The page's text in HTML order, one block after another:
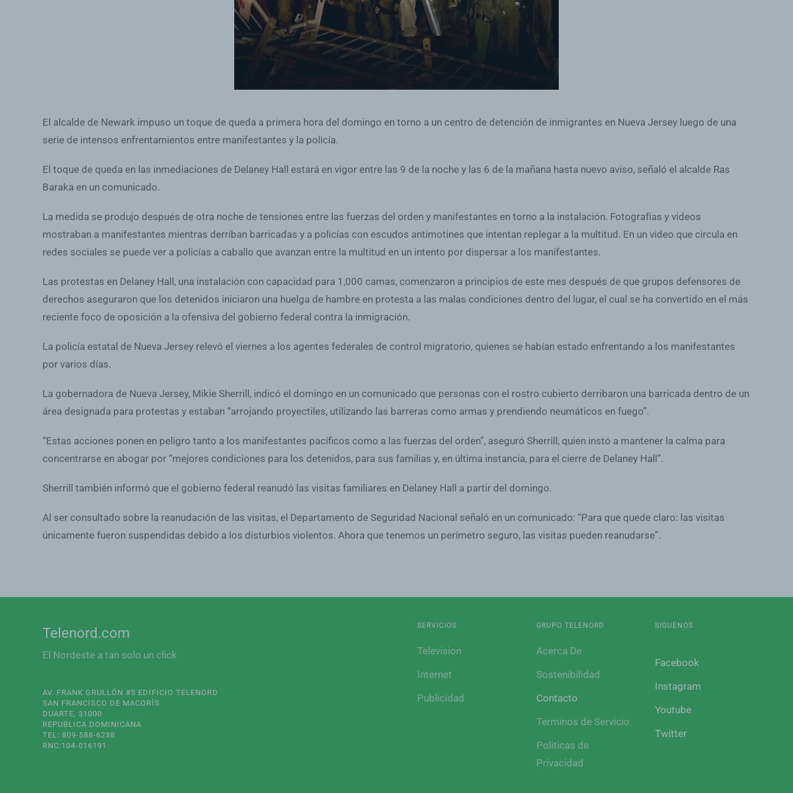
El alcalde de Newark impuso un toque de queda a primera hora del domingo en torno a un centro de detención de inmigrantes en Nueva Jersey luego de una
serie de intensos enfrentamientos entre manifestantes y la policía.
El toque de queda en las inmediaciones de Delaney Hall estará en vigor entre las 9 de la noche y las 6 de la mañana hasta nuevo aviso, señaló el alcalde Ras
Baraka en un comunicado.
La medida se produjo después de otra noche de tensiones entre las fuerzas del orden y manifestantes en torno a la instalación. Fotografías y videos
mostraban a manifestantes mientras derriban barricadas y a policías con escudos antimotines que intentan replegar a la multitud. En un video que circula en
redes sociales se puede ver a policías a caballo que avanzan entre la multitud en un intento por dispersar a los manifestantes.
Las protestas en Delaney Hall, una instalación con capacidad para 1,000 camas, comenzaron a principios de este mes después de que grupos defensores de
derechos aseguraron que los detenidos iniciaron una huelga de hambre en protesta a las malas condiciones dentro del lugar, el cual se ha convertido en el más
reciente foco de oposición a la ofensiva del gobierno federal contra la inmigración.
La policía estatal de Nueva Jersey relevó el viernes a los agentes federales de control migratorio, quienes se habían estado enfrentando a los manifestantes
por varios días.
La gobernadora de Nueva Jersey, Mikie Sherrill, indicó el domingo en un comunicado que personas con el rostro cubierto derribaron una barricada dentro de un
área designada para protestas y estaban “arrojando proyectiles, utilizando las barreras como armas y prendiendo neumáticos en fuego”.
“Estas acciones ponen en peligro tanto a los manifestantes pacíficos como a las fuerzas del orden”, aseguró Sherrill, quien instó a mantener la calma para
concentrarse en abogar por “mejores condiciones para los detenidos, para sus familias y, en última instancia, para el cierre de Delaney Hall”.
Sherrill también informó que el gobierno federal reanudó las visitas familiares en Delaney Hall a partir del domingo.
Al ser consultado sobre la reanudación de las visitas, el Departamento de Seguridad Nacional señaló en un comunicado: “Para que quede claro: las visitas
únicamente fueron suspendidas debido a los disturbios violentos. Ahora que tenemos un perímetro seguro, las visitas pueden reanudarse”.
Telenord.com
El Nordeste a tan solo un click
AV. FRANK GRULLÓN #5 EDIFICIO TELENORD
SAN FRANCISCO DE MACORÍS
DUARTE, 31000
REPUBLICA DOMINICANA
TEL: 809-588-6238
RNC:104-016191
SERVICIOS
Television
Internet
Publicidad
GRUPO TELENORD
Acerca De
Sostenibilidad
Contacto
Terminos de Servicio
Politicas de
Privacidad
SIGUENOS
Facebook
Instagram
Youtube
Twitter